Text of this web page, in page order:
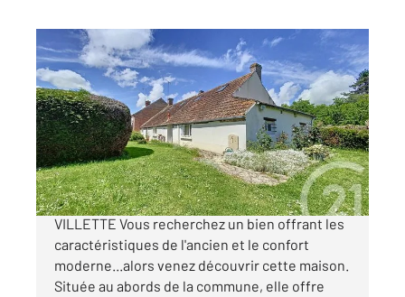
LA FERTE ST AUBIN 45
146 m2, 5 pièces
Ref : 1655
Maison à vendre
254 400 €
LONGERE SOLOGNOTE A MARCILLY-EN-
VILLETTE Vous recherchez un bien offrant les
caractéristiques de l'ancien et le confort
moderne...alors venez découvrir cette maison.
Située au abords de la commune, elle offre